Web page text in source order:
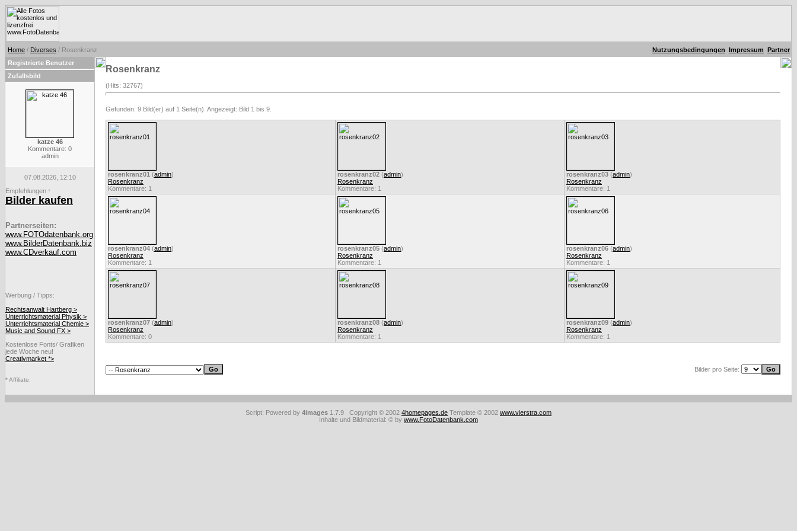
Home / Diverses / Rosenkranz Nutzungsbedingungen Impressum Partner
Registrierte Benutzer
Zufallsbild
katze 46
Kommentare: 0
admin
07.08.2026, 12:10
Empfehlungen *
Bilder kaufen
Partnerseiten:
www.FOTOdatenbank.org
www.BilderDatenbank.biz
www.CDverkauf.com
Werbung / Tipps:
Rechtsanwalt Hartberg >
Unterrichtsmaterial Physik >
Unterrichtsmaterial Chemie >
Music and Sound FX >
Kostenlose Fonts/ Grafiken
jede Woche neu!
Creativmarket *>
* Affiliate.
Rosenkranz
(Hits: 32767)
Gefunden: 9 Bild(er) auf 1 Seite(n). Angezeigt: Bild 1 bis 9.
rosenkranz01 (admin)
Rosenkranz
Kommentare: 1
rosenkranz02 (admin)
Rosenkranz
Kommentare: 1
rosenkranz03 (admin)
Rosenkranz
Kommentare: 1
rosenkranz04 (admin)
Rosenkranz
Kommentare: 1
rosenkranz05 (admin)
Rosenkranz
Kommentare: 1
rosenkranz06 (admin)
Rosenkranz
Kommentare: 1
rosenkranz07 (admin)
Rosenkranz
Kommentare: 0
rosenkranz08 (admin)
Rosenkranz
Kommentare: 1
rosenkranz09 (admin)
Rosenkranz
Kommentare: 1
Bilder pro Seite:
Script: Powered by 4images 1.7.9 Copyright © 2002 4homepages.de Template © 2002 www.vierstra.com
Inhalte und Bildmaterial: © by www.FotoDatenbank.com